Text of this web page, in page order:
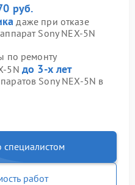
руб.
даже при отказе
Sony NEX-5N
по ремонту
5N до 3-х лет
Sony NEX-5N в
специалистом
работ